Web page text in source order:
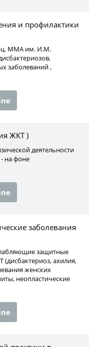
и профилактики
ММА им. И.М.
заболеваний ,
ЖКТ )
деятельности
- на фоне
заболевания
защитные
ахилия,
женских
неопластические